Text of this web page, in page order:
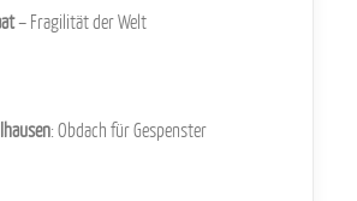
– Fragilität der Welt
: Obdach für Gespenster